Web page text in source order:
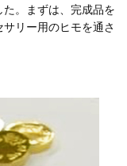
。まずは、完成品を
リー用のヒモを通さ